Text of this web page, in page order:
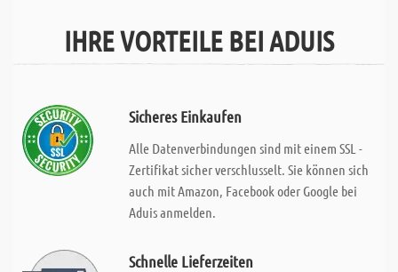
IHRE VORTEILE BEI ADUIS
Sicheres Einkaufen
Alle Datenverbindungen sind mit einem SSL -
Zertifikat sicher verschlusselt. Sie können sich
auch mit Amazon, Facebook oder Google bei
Aduis anmelden.
Schnelle Lieferzeiten